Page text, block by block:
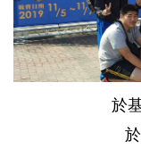
於基隆
於本次競